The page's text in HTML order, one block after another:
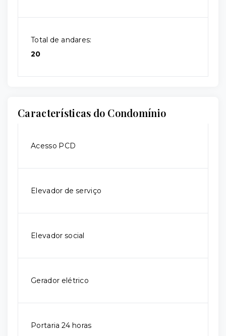
Total de andares:
20
Características do Condomínio
Acesso PCD
Elevador de serviço
Elevador social
Gerador elétrico
Portaria 24 horas